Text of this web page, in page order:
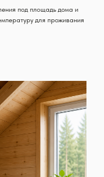
под площадь дома и
для проживания